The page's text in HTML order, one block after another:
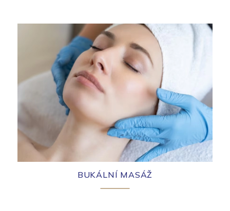
BUKÁLNÍ MASÁŽ